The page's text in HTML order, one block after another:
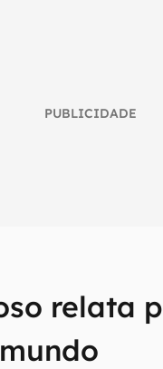
PUBLICIDADE
relata
tech!
notícias e reviews